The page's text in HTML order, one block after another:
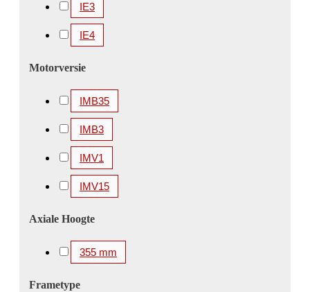
3150 kW
3300 kW
3500 kW
4000 kW
IE3
IE4
Motorversie
IMB35
IMB3
IMV1
IMV15
Axiale Hoogte
355 mm
Frametype